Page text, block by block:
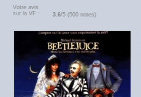
Votre avis
sur la VF :
3.6/5 (500 notes)